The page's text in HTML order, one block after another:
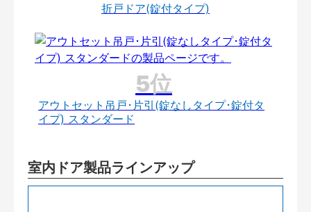
折戸ドア(錠付タイプ)
アウトセット吊戸･片引(錠なしタイプ･錠付タ
イプ) スタンダード
室内ドア製品ラインアップ